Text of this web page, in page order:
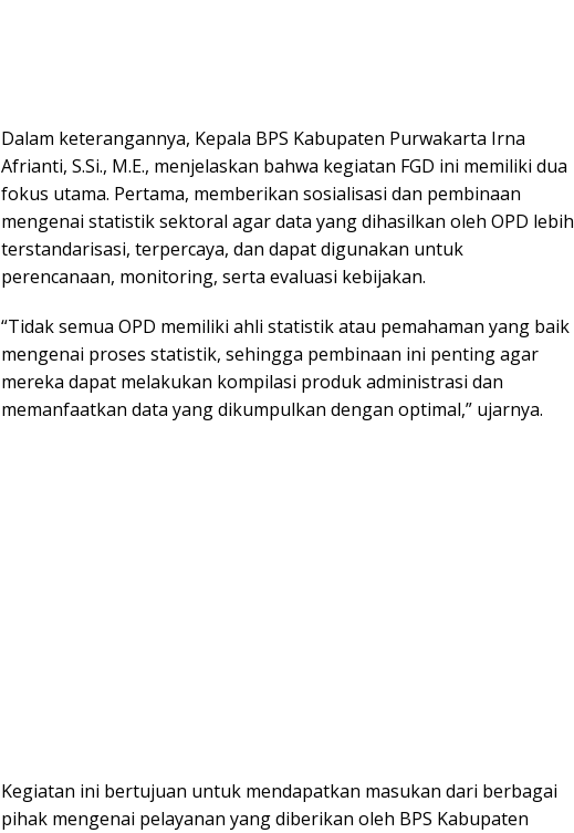
Dalam keterangannya, Kepala BPS Kabupaten Purwakarta Irna
Afrianti, S.Si., M.E., menjelaskan bahwa kegiatan FGD ini memiliki dua
fokus utama. Pertama, memberikan sosialisasi dan pembinaan
mengenai statistik sektoral agar data yang dihasilkan oleh OPD lebih
terstandarisasi, terpercaya, dan dapat digunakan untuk
perencanaan, monitoring, serta evaluasi kebijakan.
“Tidak semua OPD memiliki ahli statistik atau pemahaman yang baik
mengenai proses statistik, sehingga pembinaan ini penting agar
mereka dapat melakukan kompilasi produk administrasi dan
memanfaatkan data yang dikumpulkan dengan optimal,” ujarnya.
Kegiatan ini bertujuan untuk mendapatkan masukan dari berbagai
pihak mengenai pelayanan yang diberikan oleh BPS Kabupaten